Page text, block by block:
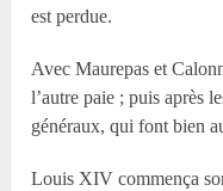
est perdue.
Avec Maurepas et
l’autre paie ; puis après
généraux, qui font bien
Louis XIV commença